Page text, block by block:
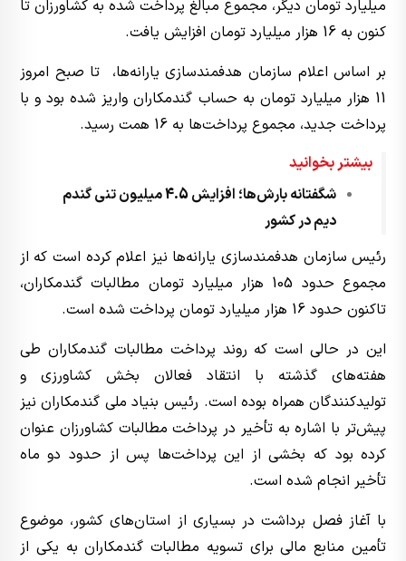
میلیارد تومان دیگر، مجموع مبالغ پرداخت شده به کشاورزان تا
کنون به 16 هزار میلیارد تومان افزایش یافت.
بر اساس اعلام سازمان هدفمندسازی یارانه‌ها، تا صبح امروز
11 هزار میلیارد تومان به حساب گندمکاران واریز شده بود و با
پرداخت جدید، مجموع پرداخت‌ها به 16 همت رسید.
بیشتر بخوانید
شگفتانه بارش‌ها؛ افزایش 4.5 میلیون تنی گندم
دیم در کشور
رئیس سازمان هدفمندسازی یارانه‌ها نیز اعلام کرده است که از
مجموع حدود 105 هزار میلیارد تومان مطالبات گندمکاران،
تاکنون حدود 16 هزار میلیارد تومان پرداخت شده است.
این در حالی است که روند پرداخت مطالبات گندمکاران طی
هفته‌های گذشته با انتقاد فعالان بخش کشاورزی و
تولیدکنندگان همراه بوده است. رئیس بنیاد ملی گندمکاران نیز
پیش‌تر با اشاره به تأخیر در پرداخت مطالبات کشاورزان عنوان
کرده بود که بخشی از این پرداخت‌ها پس از حدود دو ماه
تأخیر انجام شده است.
با آغاز فصل برداشت در بسیاری از استان‌های کشور، موضوع
تأمین منابع مالی برای تسویه مطالبات گندمکاران به یکی از